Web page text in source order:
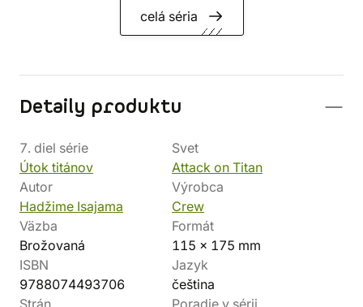
celá séria
Detaily produktu
7. diel série
Útok titánov
Svet
Attack on Titan
Autor
Hadžime Isajama
Výrobca
Crew
Väzba
Brožovaná
Formát
115 x 175 mm
ISBN
9788074493706
Jazyk
čeština
Strán
Poradie v sérii